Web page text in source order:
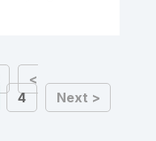
<
4 Next >